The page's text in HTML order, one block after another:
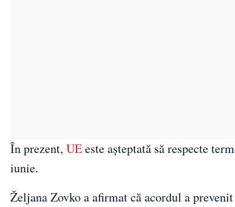
În prezent, UEeste așteptată să respecte
iunie.
Željana Zovko a afirmat că acordul a